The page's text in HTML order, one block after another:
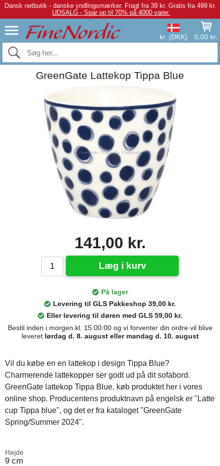
Dansk netbutik - danske yndlingsmærker. Fragt fra 39 kr. Gratis fra 499 kr.
UDSALG - Spar op til 70% på 4000 varer.
kr. (DKK) 0,00 kr.
GreenGate Lattekop Tippa Blue
141,00 kr.
Læg i kurv
På lager
Levering til GLS Pakkeshop 39,00 kr.
Eller levering til døren med GLS 59,00 kr.
Bestil inden i morgen kl. 15:00:00 og vi forventer din ordre vil blive
leveret lørdag d. 8. august eller mandag d. 10. august
Vil du købe en en lattekop i design Tippa Blue?
Charmerende lattekopper ser godt ud på dit sofabord.
GreenGate lattekop Tippa Blue, køb produktet her i vores
online shop. Producentens produktnavn på engelsk er "Latte
cup Tippa blue", og det er fra kataloget "GreenGate
Spring/Summer 2024".
Højde
9 cm